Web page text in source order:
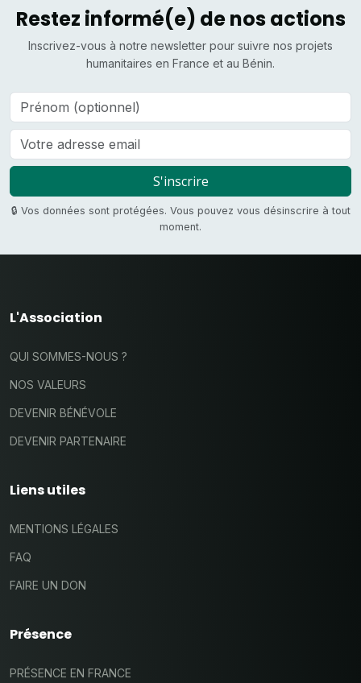
Restez informé(e) de nos actions
Inscrivez-vous à notre newsletter pour suivre nos projets
humanitaires en France et au Bénin.
S'inscrire
🔒 Vos données sont protégées. Vous pouvez vous désinscrire à tout
moment.
L'Association
QUI SOMMES-NOUS ?
NOS VALEURS
DEVENIR BÉNÉVOLE
DEVENIR PARTENAIRE
Liens utiles
MENTIONS LÉGALES
FAQ
FAIRE UN DON
Présence
PRÉSENCE EN FRANCE